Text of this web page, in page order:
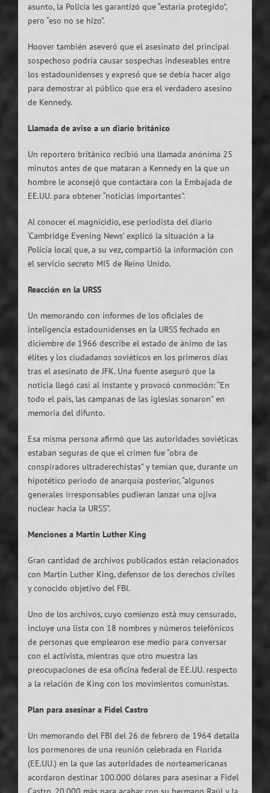
asunto, la Policía les garantizó que “estaría protegido”,
pero “eso no se hizo”.
Hoover también aseveró que el asesinato del principal
sospechoso podría causar sospechas indeseables entre
los estadounidenses y expresó que se debía hacer algo
para demostrar al público que era el verdadero asesino
de Kennedy.
Llamada de aviso a un diario británico
Un reportero británico recibió una llamada anónima 25
minutos antes de que mataran a Kennedy en la que un
hombre le aconsejó que contactara con la Embajada de
EE.UU. para obtener “noticias importantes”.
Al conocer el magnicidio, ese periodista del diario
‘Cambridge Evening News’ explicó la situación a la
Policía local que, a su vez, compartió la información con
el servicio secreto MI5 de Reino Unido.
Reacción en la URSS
Un memorando con informes de los oficiales de
inteligencia estadounidenses en la URSS fechado en
diciembre de 1966 describe el estado de ánimo de las
élites y los ciudadanos soviéticos en los primeros días
tras el asesinato de JFK. Una fuente aseguró que la
noticia llegó casi al instante y provocó conmoción: “En
todo el país, las campanas de las iglesias sonaron” en
memoria del difunto.
Esa misma persona afirmó que las autoridades soviéticas
estaban seguras de que el crimen fue “obra de
conspiradores ultraderechistas” y temían que, durante un
hipotético periodo de anarquía posterior, “algunos
generales irresponsables pudieran lanzar una ojiva
nuclear hacia la URSS”.
Menciones a Martin Luther King
Gran cantidad de archivos publicados están relacionados
con Martin Luther King, defensor de los derechos civiles
y conocido objetivo del FBI.
Uno de los archivos, cuyo comienzo está muy censurado,
incluye una lista con 18 nombres y números telefónicos
de personas que emplearon ese medio para conversar
con el activista, mientras que otro muestra las
preocupaciones de esa oficina federal de EE.UU. respecto
a la relación de King con los movimientos comunistas.
Plan para asesinar a Fidel Castro
Un memorando del FBI del 26 de febrero de 1964 detalla
los pormenores de una reunión celebrada en Florida
(EE.UU.) en la que las autoridades de norteamericanas
acordaron destinar 100.000 dólares para asesinar a Fidel